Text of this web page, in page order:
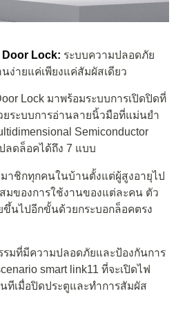
Door Lock: ระบบความปลอดภัย
ง่ายแค่เพียงแค่สัมผัสเดียว
Lock มาพร้อมระบบการเปิดปิดที่
ยระบบการอ่านลายนิ้วมือที่แม่นยำ
Semiconductor
ลดล็อคได้ถึง 7 แบบ
าชิกทุกคนในบ้านตั้งแต่ผู้สูงอายุไป
มของการใช้งานของแต่ละคน ตัว
นไปอีกขั้นด้วยกระบอกล็อคตรง
มที่มีความปลอดภัยและป้องกันการ
smart link11 ที่จะเปิดไฟ
ทีเมื่อปิดประตูและทำการสัมผัส